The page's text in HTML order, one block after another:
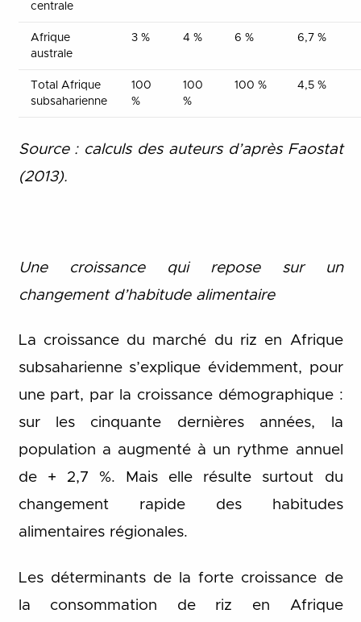
centrale
Afrique
australe
3 % 4 % 6 % 6,7 %
Total Afrique
subsaharienne
100
%
100
%
100 % 4,5 %
Source : calculs des auteurs d’après Faostat
(2013).
Une croissance qui repose sur un
changement d’habitude alimentaire
La croissance du marché du riz en Afrique
subsaharienne s’explique évidemment, pour
une part, par la croissance démographique :
sur les cinquante dernières années, la
population a augmenté à un rythme annuel
de + 2,7 %. Mais elle résulte surtout du
changement rapide des habitudes
alimentaires régionales.
Les déterminants de la forte croissance de
la consommation de riz en Afrique